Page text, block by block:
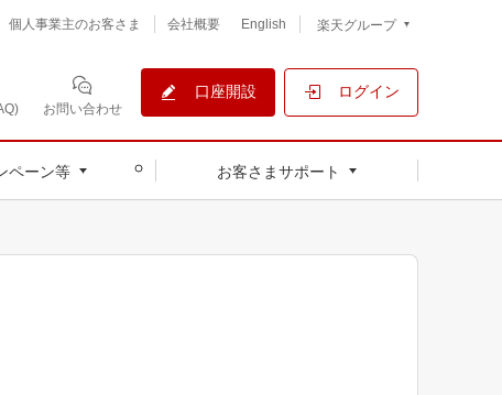
個人事業主のお客さま 会社概要 English 楽天グループ
お問い合わせ
口座開設 ログイン
ペーン等 お客さまサポート